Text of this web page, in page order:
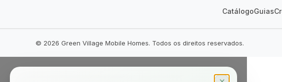
CatálogoGuias
© 2026 Green Village Mobile Homes. Todos os direitos reservados.